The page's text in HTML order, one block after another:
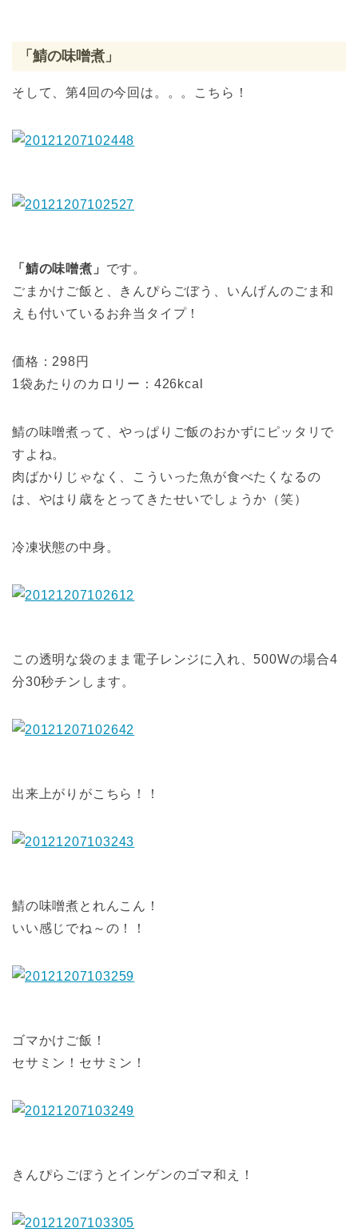
「鯖の味噌煮」
そして、第4回の今回は。。。こちら！
「鯖の味噌煮」 です。
ごまかけご飯と、きんぴらごぼう、いんげんのごま和
えも付いているお弁当タイプ！
価格：298円
1袋あたりのカロリー：426kcal
鯖の味噌煮って、やっぱりご飯のおかずにピッタリで
すよね。
肉ばかりじゃなく、こういった魚が食べたくなるの
は、やはり歳をとってきたせいでしょうか（笑）
冷凍状態の中身。
この透明な袋のまま電子レンジに入れ、500Wの場合4
分30秒チンします。
出来上がりがこちら！！
鯖の味噌煮とれんこん！
いい感じでね～の！！
ゴマかけご飯！
セサミン！セサミン！
きんぴらごぼうとインゲンのゴマ和え！